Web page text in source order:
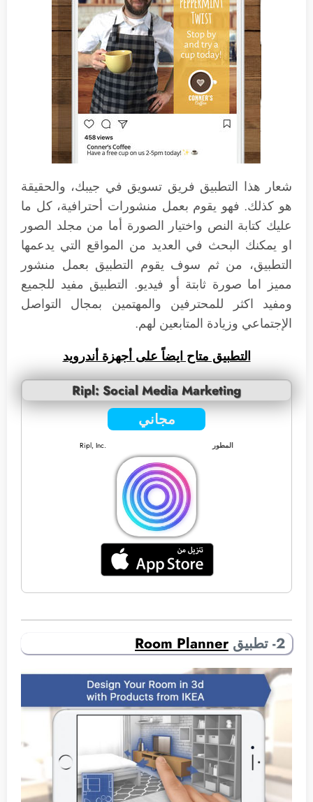
شعار هذا التطبيق فريق تسويق في جيبك، والحقيقة
هو كذلك. فهو يقوم بعمل منشورات أحترافية، كل ما
عليك كتابة النص واختيار الصورة أما من مجلد الصور
او يمكنك البحث في العديد من المواقع التي يدعمها
التطبيق، من ثم سوف يقوم التطبيق بعمل منشور
مميز اما صورة ثابتة أو فيديو. التطبيق مفيد للجميع
ومفيد اكثر للمحترفين والمهتمين بمجال التواصل
الإجتماعي وزيادة المتابعين لهم.
التطبيق متاح ايضاً على أجهزة أندرويد
Ripl: Social Media Marketing
مجاني
المطور Ripl, Inc.
2- تطبيق Room Planner